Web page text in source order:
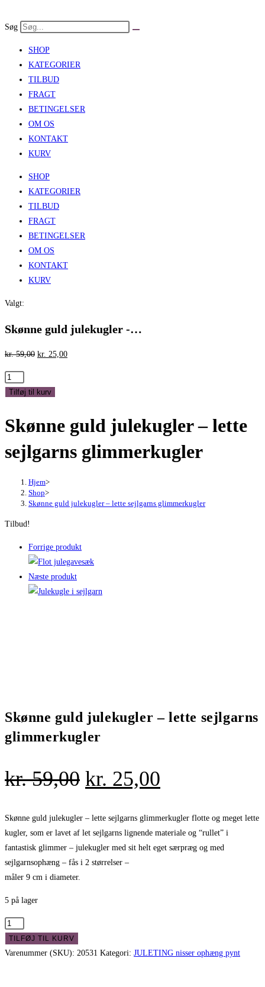
to
Søg
SHOP
KATEGORIER
TILBUD
FRAGT
BETINGELSER
OM OS
KONTAKT
KURV
SHOP
KATEGORIER
TILBUD
FRAGT
BETINGELSER
OM OS
KONTAKT
KURV
Valgt:
Skønne guld julekugler -…
kr.59,00 Den
var:
kr. 25,00Den
Skønne
guld
-
sejlgarns
Tilføj til kurv
Skønne guld julekugler – lette
sejlgarns glimmerkugler
Hjem>
Shop>
Skønne guld julekugler – lette sejlgarns glimmerkugler
Tilbud!
Forrige produkt
Næste produkt
Skønne guld julekugler – lette sejlgarns
glimmerkugler
kr.59,00 Den
pris
var:
kr. 59,00.
kr. 25,00
pris
er:
Skønne guld julekugler – lette sejlgarns glimmerkugler flotte og meget lette
kugler, som er lavet af let sejlgarns lignende materiale og “rullet” i
fantastisk glimmer – julekugler med sit helt eget særpræg og med
sejlgarnsophæng – fås i 2 størrelser –
måler 9 cm i diameter.
5 på lager
Skønne
guld
julekugler
TILFØJ TIL KURV
Varenummer (SKU): 20531 Kategori: JULETING nisser ophæng pynt